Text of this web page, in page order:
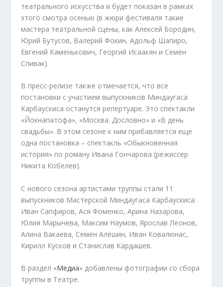
театрального искусства и будет показан в рамках
этого смотра осенью (в жюри фестиваля такие
мастера театральной сцены, как Алексей Бородин,
Юрий Бутусов, Валерий Фокин, Адольф Шапиро,
Евгений Каменькович, Георгий Исаакян и Семён
Спивак).
В пресс-релизе также отмечается, что все
постановки с участием выпускников Миндаугаса
Карбаускиса останутся репертуаре. Это спектакли
«Йокнапатофа», «Москва. Дословно» и «В день
свадьбы». В этом сезоне к ним прибавляется еще
одна постановка – спектакль «Обыкновенная
история» по роману Ивана Гончарова (режиссер
Никита Кобелев).
С нового сезона артистами труппы стали 11
выпускников Мастерской Миндаугаса Карбаускиса:
Иван Сапфиров, Ася Фоменко, Арина Назарова,
Юлия Марычева, Максим Наумов, Ярослав Леонов,
Алина Вакаева, Семён Алёшин, Иван Ковалюнас,
Кирилл Кусков и Станислав Кардашев.
В раздел «Медиа» добавлены фотографии со сбора
труппы в Театре.